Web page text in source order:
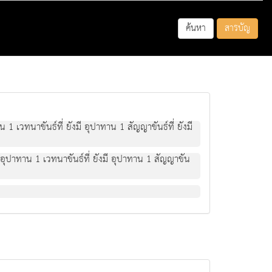
ค้นหา สารบัญ
น 1 เวทนาขันธที่ ยังมี อุปาทาน 1 สัญญาขันธที่ ยังมี
อุปาทาน 1 เวทนาขันธที่ ยังมี อุปาทาน 1 สัญญาขัน